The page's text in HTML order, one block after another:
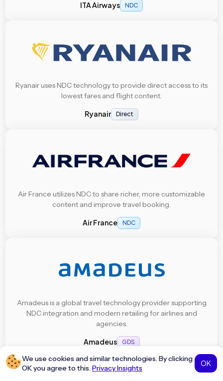
We use cookies and similar technologies. By clicking
OK you agree to this.Privacy Insights
OK
ITA Airways NDC
Ryanair uses NDC technology to provide direct access to its
lowest fares and flight content.
Ryanair Direct
Air France utilizes NDC to share richer, more customizable
content and improve travel booking.
Air France NDC
Amadeus is a global travel technology provider supporting
NDC integration and modern retailing for airlines and
agencies.
Amadeus GDS